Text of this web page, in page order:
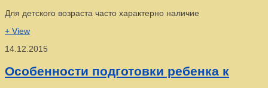
Для детского возраста часто характерно наличие
+ View
14.12.2015
Особенности подготовки ребенка к